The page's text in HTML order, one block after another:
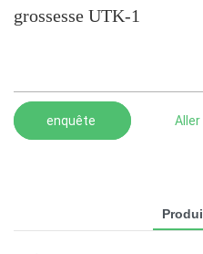
grossesse UTK-1
enquête